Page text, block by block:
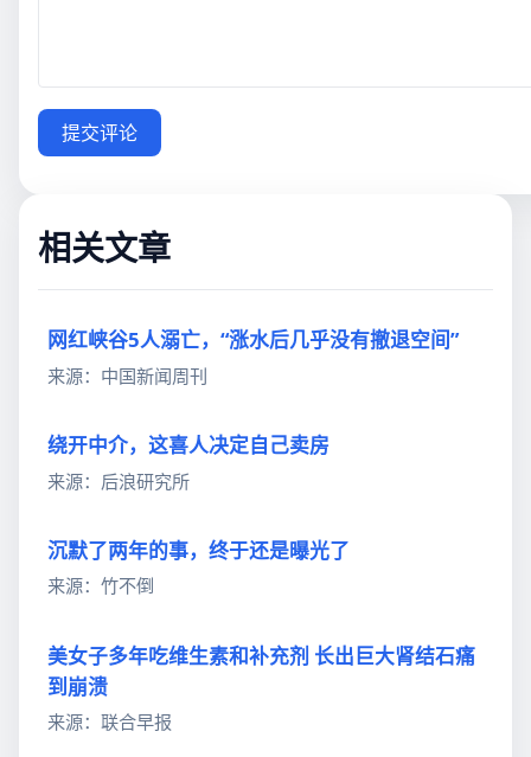
提交评论
相关文章
网红峡谷5人溺亡，“涨水后几乎没有撤退空间”
来源：中国新闻周刊
绕开中介，这喜人决定自己卖房
来源：后浪研究所
沉默了两年的事，终于还是曝光了
来源：竹不倒
美女子多年吃维生素和补充剂 长出巨大肾结石痛
到崩溃
来源：联合早报